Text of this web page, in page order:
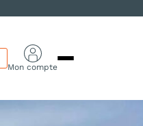
Mon compte